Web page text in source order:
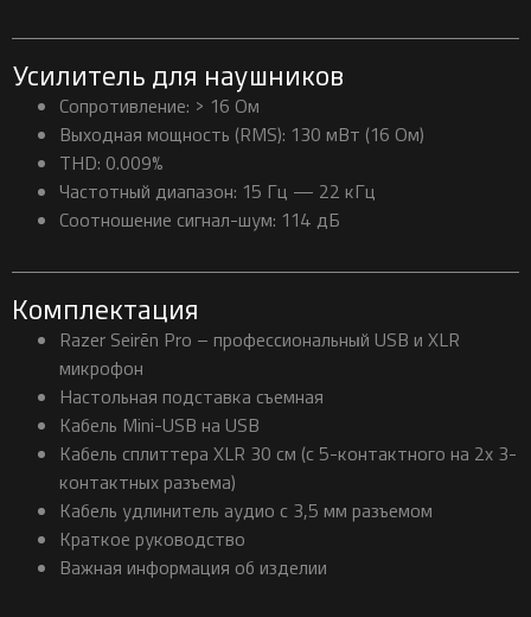
Усилитель для наушников
Сопротивление: > 16 Ом
Выходная мощность (RMS): 130 мВт (16 Ом)
THD: 0.009%
Частотный диапазон: 15 Гц — 22 кГц
Соотношение сигнал-шум: 114 дБ
Комплектация
Razer Seirēn Pro – профессиональный USB и XLR
микрофон
Настольная подставка съемная
Кабель Mini-USB на USB
Кабель сплиттера XLR 30 см (с 5-контактного на 2x 3-
контактных разъема)
Кабель удлинитель аудио с 3,5 мм разъемом
Краткое руководство
Важная информация об изделии